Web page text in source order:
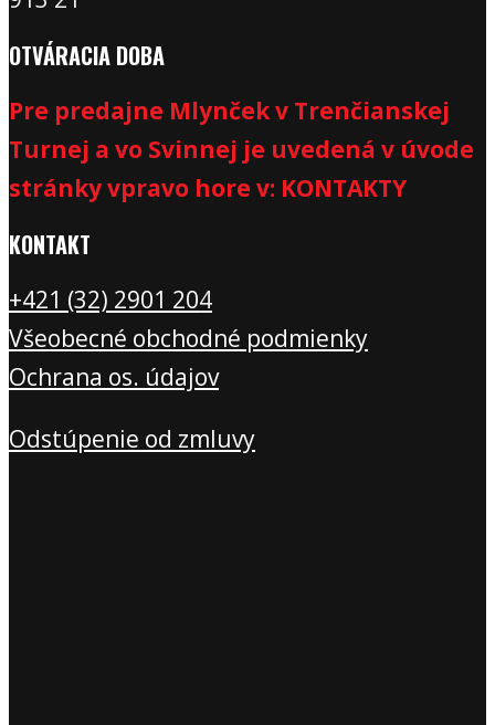
OTVÁRACIA DOBA
Pre predajne Mlynček v Trenčianskej
Turnej a vo Svinnej je uvedená v úvode
stránky vpravo hore v: KONTAKTY
KONTAKT
+421 (32) 2901 204
Všeobecné obchodné podmienky
Ochrana os. údajov
Odstúpenie od zmluvy